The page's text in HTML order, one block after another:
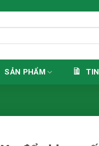
SẢN PHẨM